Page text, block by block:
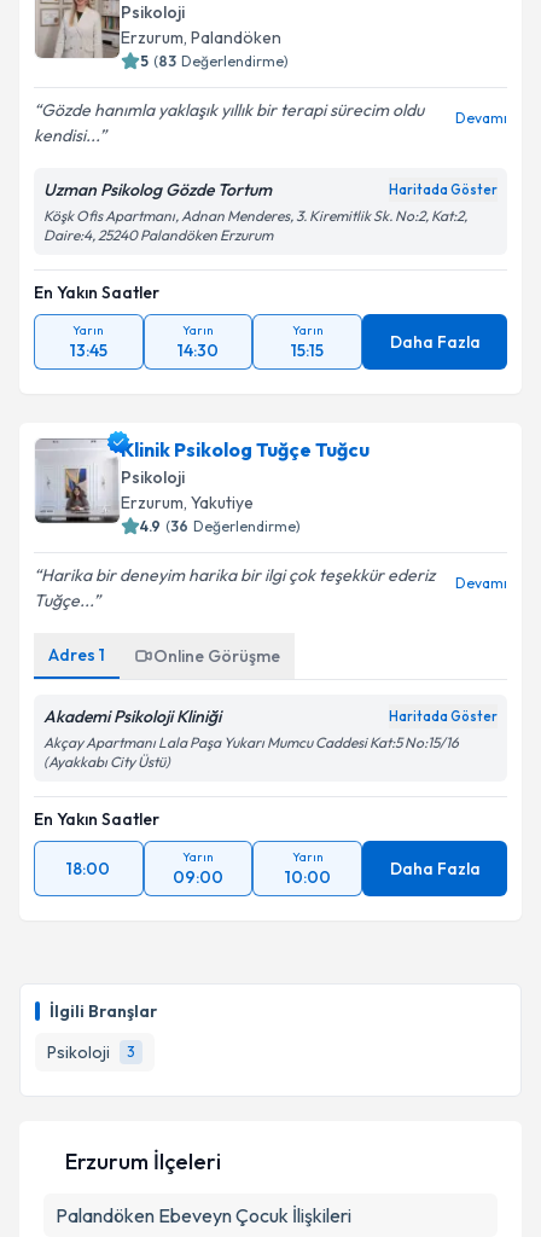
İlgili Branşlar
Psikoloji
3
Psikoloji
Erzurum, Palandöken
5 (83 Değerlendirme)
Gözde hanımla yaklaşık yıllık bir terapi sürecim oldu
kendisi...
Devamı
Uzman Psikolog Gözde Tortum Haritada Göster
Köşk Ofis Apartmanı, Adnan Menderes, 3. Kiremitlik Sk. No:2, Kat:2,
Daire:4, 25240 Palandöken Erzurum
En Yakın Saatler
Yarın
13:45
Yarın
14:30
Yarın
15:15 Daha Fazla
Klinik Psikolog Tuğçe Tuğcu
Psikoloji
Erzurum, Yakutiye
4.9 (36 Değerlendirme)
Harika bir deneyim harika bir ilgi çok teşekkür ederiz
Tuğçe...
Devamı
Adres 1 Online Görüşme
Akademi Psikoloji Kliniği Haritada Göster
Akçay Apartmanı Lala Paşa Yukarı Mumcu Caddesi Kat:5 No:15/16
(Ayakkabı City Üstü)
En Yakın Saatler
18:00
Yarın
09:00
Yarın
10:00 Daha Fazla
Erzurum İlçeleri
Palandöken Ebeveyn Çocuk İlişkileri